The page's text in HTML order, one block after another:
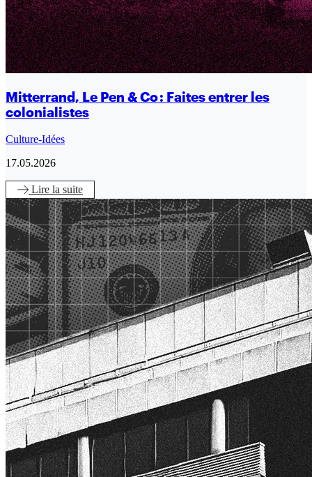
Mitterrand, Le Pen & Co : Faites entrer les
colonialistes
Culture-Idées
17.05.2026
Lire la suite